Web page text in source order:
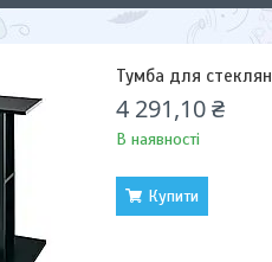
Тумба для
4 291,10 ₴
В наявності
Купити